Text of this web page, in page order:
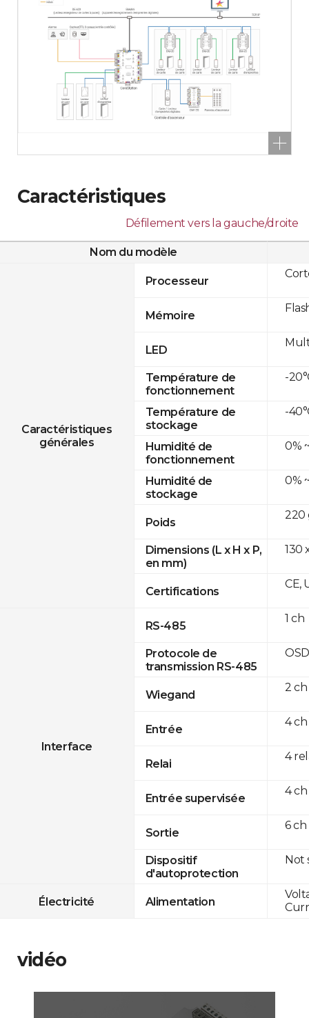
Caractéristiques
Défilement vers la gauche/droite
Nom du modèle
Caractéristiques
générales
Processeur
Mémoire
LED
Température de
fonctionnement
Température de
stockage
Humidité de
fonctionnement
Humidité de
stockage
Poids
Dimensions (L x H x P,
en mm)
Certifications
Interface
RS-485
Protocole de
transmission RS-485
Wiegand
Entrée
Relai
Entrée supervisée
Sortie
Dispositif
d'autoprotection
Électricité Alimentation
-
-
0%
0%
220
130
CE,
1 ch
2
4 ch
4
4 ch
6 ch
Not
vidéo